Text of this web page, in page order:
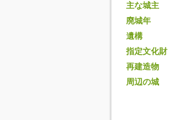
主な城主
廃城年
遺構
指定文化財
再建造物
周辺の城